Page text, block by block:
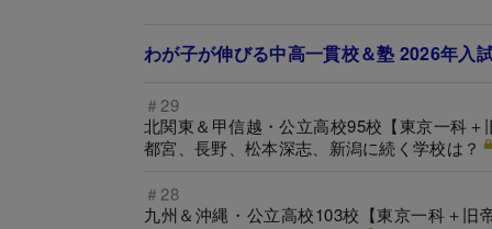
わが子が伸びる中高一貫校＆塾 2026年入
＃29
北関東＆甲信越・公立高校95校【東京一科
都宮、長野、松本深志、新潟に続く学校は？
＃28
九州＆沖縄・公立高校103校【東京一科＋旧